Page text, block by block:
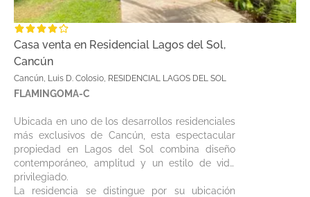
Casa venta en Residencial Lagos del Sol,
Cancún
Cancún, Luis D. Colosio, RESIDENCIAL LAGOS DEL SOL
FLAMINGOMA-C
Ubicada en uno de los desarrollos residenciales
más exclusivos de Cancún, esta espectacular
propiedad en Lagos del Sol combina diseño
contemporáneo, amplitud y un estilo de vida
privilegiado.
La residencia se distingue por su ubicación